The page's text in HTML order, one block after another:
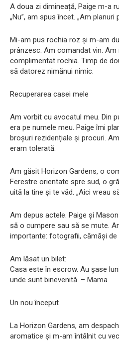
A doua zi dimineață, Paige m-a
„Nu”, am spus încet. „Am planuri
Mi-am pus rochia roz și m-am
prânzesc. Am comandat vin.
complimentat rochia. Timp de
să datorez nimănui nimic.
Recuperarea casei mele
Am vorbit cu avocatul meu. Din
era pe numele meu. Paige îmi
broșuri rezidențiale și procuri.
eram tolerată.
Am găsit Horizon Gardens, o
Ferestre orientate spre sud, o
uită la tine și te văd. „Aici vreau
Am depus actele. Paige și
să o cumpere sau să se mute.
importante: fotografii, cămăși de
Am lăsat un bilet:
Casa este în escrow. Au șase
unde sunt binevenită. – Mama
Un nou început
La Horizon Gardens, am
aromatice și m-am întâlnit cu